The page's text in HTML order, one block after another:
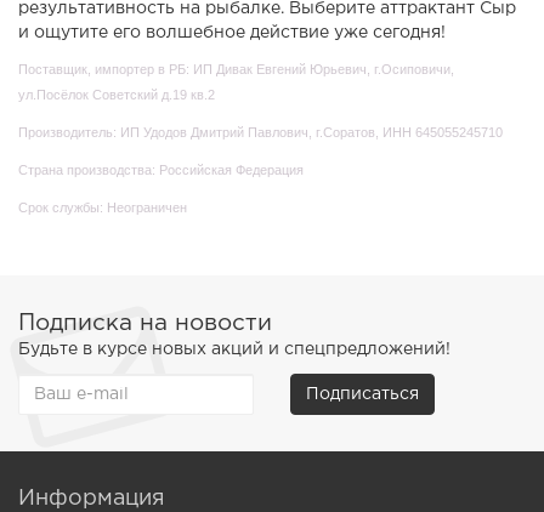
результативность на рыбалке. Выберите аттрактант Сыр
и ощутите его волшебное действие уже сегодня!
Поставщик, импортер в РБ: ИП Дивак Евгений Юрьевич, г.Осиповичи,
ул.Посёлок Советский д.19 кв.2
Производитель: ИП Удодов Дмитрий Павлович , г.Соратов, ИНН 645055245710
Страна производства: Российская Федерация
Срок службы: Неограничен
Подписка на новости
Будьте в курсе новых акций и спецпредложений!
Подписаться
Информация